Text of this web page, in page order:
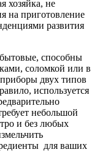
хозяйка, не
на приготовление
развития
способны
соломкой или в
двух типов
используется
небольшой
и без любых
для ваших